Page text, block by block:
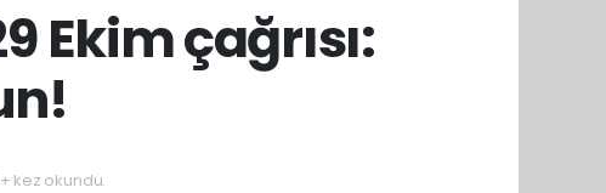
Ekim çağrısı:
kez okundu.